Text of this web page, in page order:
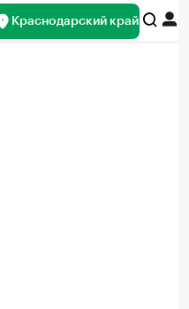
Краснодарский край